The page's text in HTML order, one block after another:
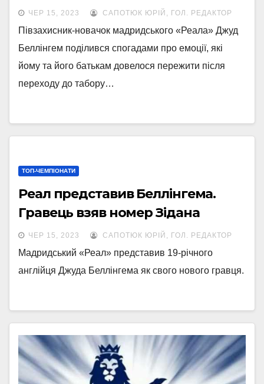
ЧЕР 15, 2023 САПОТЮК ЮРІЙ, ГОЛ. РЕДАКТОР
Півзахисник-новачок мадридського «Реала» Джуд
Беллінгем поділився спогадами про емоції, які
йому та його батькам довелося пережити після
переходу до табору…
ТОП-ЧЕМПІОНАТИ
Реал представив Беллінгема.
Гравець взяв номер Зідана
ЧЕР 15, 2023 САПОТЮК ЮРІЙ, ГОЛ. РЕДАКТОР
Мадридський «Реал» представив 19-річного
англійця Джуда Беллінгема як свого нового гравця.